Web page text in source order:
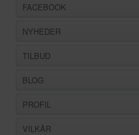
FACEBOOK
NYHEDER
TILBUD
BLOG
PROFIL
VILKÅR